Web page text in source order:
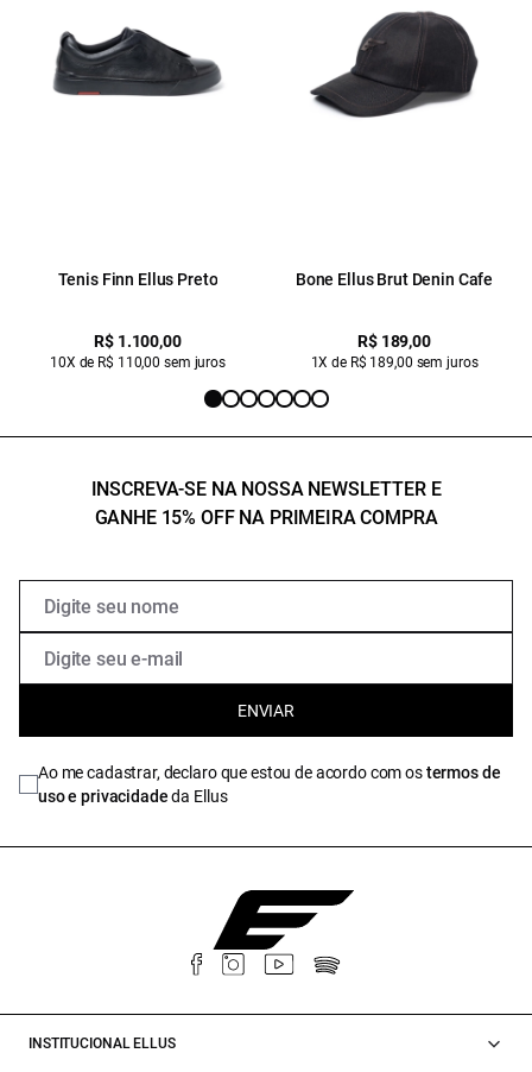
Tenis Finn Ellus Preto
R$ 1.100,00
10X de R$ 110,00 sem juros
Bone Ellus Brut Denin Cafe
R$ 189,00
1X de R$ 189,00 sem juros
INSCREVA-SE NA NOSSA NEWSLETTER E
GANHE 15% OFF NA PRIMEIRA COMPRA
ENVIAR
Ao me cadastrar, declaro que estou de acordo com ostermos de
uso e privacidadeda Ellus
INSTITUCIONAL ELLUS